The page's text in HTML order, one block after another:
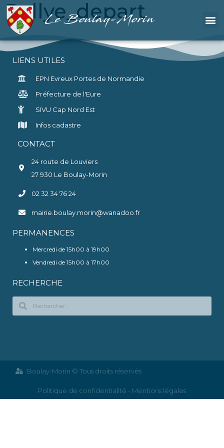
Le Boulay-Morin
Rallye_depart
LIENS UTILES
EPN Evreux Portes de Normandie
Préfecture de l'Eure
SIVU Cap Nord Est
Infos cadastre
CONTACT
24 route de Louviers
27 930 Le Boulay-Morin
02 32 34 76 24
mairie.boulay.morin@wanadoo.fr
PERMANENCES
Mercredi de 15h00 à 19h00
Vendredi de 15h00 à 17h00
RECHERCHE
Boulay-Morin © Tous droits réservés
Politique de confidentialité - Mentions légales